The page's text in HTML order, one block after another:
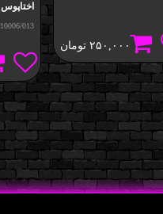
۲۵۰,۰۰۰ تومان
اختاپوس
10006/013